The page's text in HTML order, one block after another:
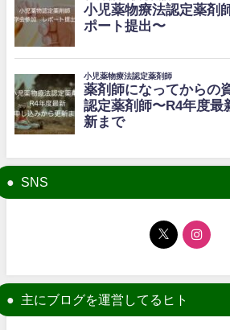
SNS
主にブログを運営してるヒト